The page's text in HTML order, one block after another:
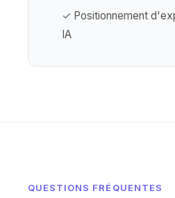
✓ Positionnement
IA
QUESTIONS FRÉQUENTES